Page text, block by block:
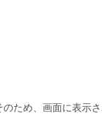
ため、画面に表示